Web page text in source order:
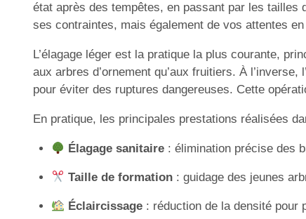
état après des tempêtes, en passant par les tailles
ses contraintes, mais également de vos attentes
L’élagage léger est la pratique la plus courante,
aux arbres d’ornement qu’aux fruitiers. À
pour éviter des ruptures dangereuses. Cette
En pratique, les principales prestations réalisées
Élagage sanitaire: élimination précise des
Taille de formation: guidage des jeunes
Éclaircissage: réduction de la densité pour